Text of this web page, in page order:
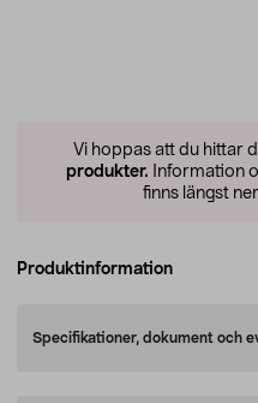
Vi hoppas att du hittar
produkter. Information
finns längst
Produktinformation
Specifikationer, dokument och